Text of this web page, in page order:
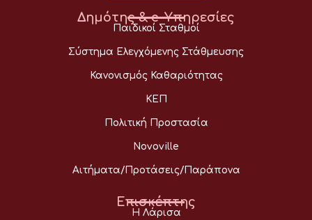
Δημότης & e-Υπηρεσίες
Παιδικοί Σταθμοί
Σύστημα Ελεγχόμενης Στάθμευσης
Κανονισμός Καθαριότητας
ΚΕΠ
Πολιτική Προστασία
Novoville
Αιτήματα/Προτάσεις/Παράπονα
Επισκέπτης
Η Λάρισα